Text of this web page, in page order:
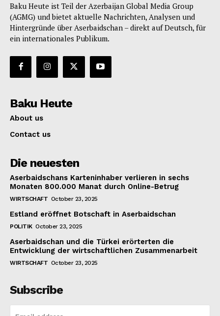
Baku Heute ist Teil der Azerbaijan Global Media Group
(AGMG) und bietet aktuelle Nachrichten, Analysen und
Hintergründe über Aserbaidschan – direkt auf Deutsch, für
ein internationales Publikum.
Baku Heute
About us
Contact us
Die neuesten
Aserbaidschans Karteninhaber verlieren in sechs
Monaten 800.000 Manat durch Online-Betrug
WIRTSCHAFT October 23, 2025
Estland eröffnet Botschaft in Aserbaidschan
POLITIK October 23, 2025
Aserbaidschan und die Türkei erörterten die
Entwicklung der wirtschaftlichen Zusammenarbeit
WIRTSCHAFT October 23, 2025
Subscribe